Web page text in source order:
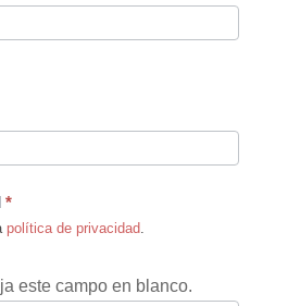
*
política de privacidad
este campo en blanco.